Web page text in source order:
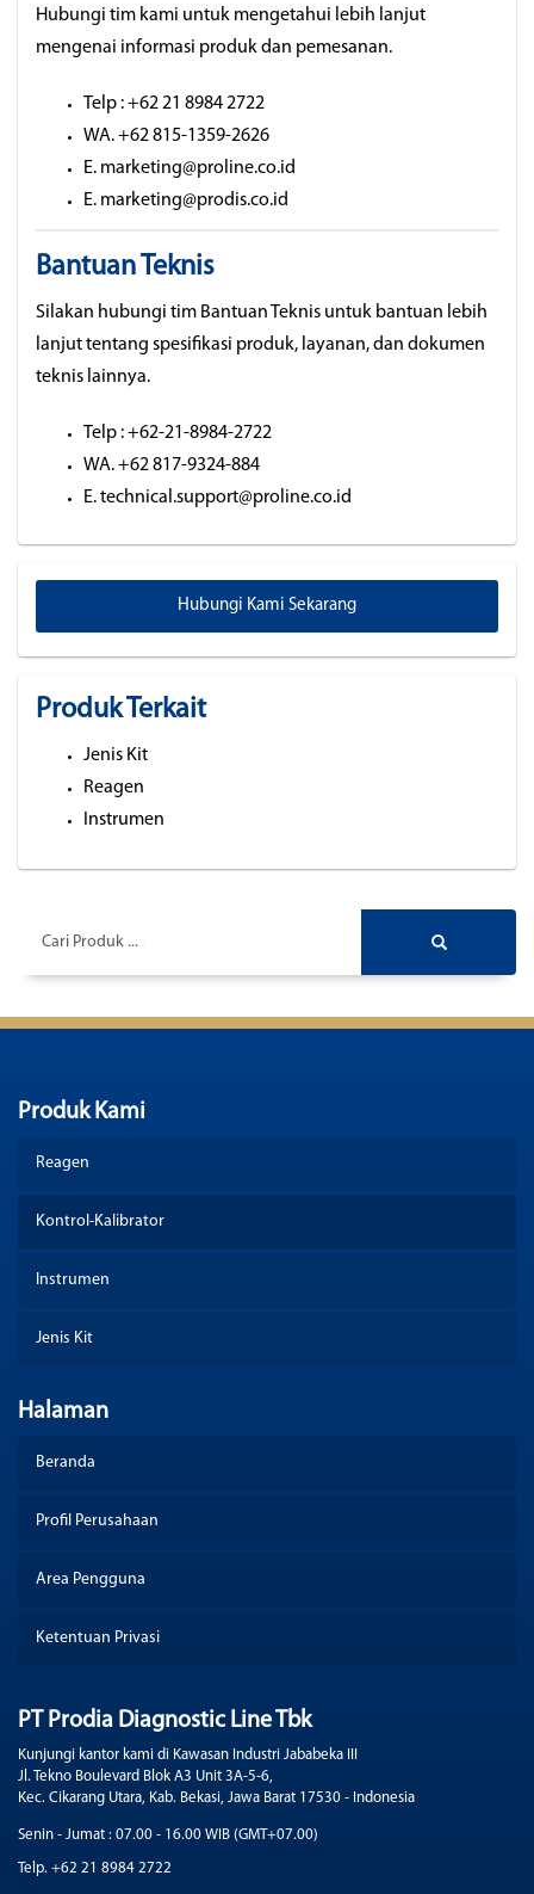
Hubungi tim kami untuk mengetahui lebih lanjut
mengenai informasi produk dan pemesanan.
Telp : +62 21 8984 2722
WA. +62 815-1359-2626
E. marketing@proline.co.id
E. marketing@prodis.co.id
Bantuan Teknis
Silakan hubungi tim Bantuan Teknis untuk bantuan lebih
lanjut tentang spesifikasi produk, layanan, dan dokumen
teknis lainnya.
Telp : +62-21-8984-2722
WA. +62 817-9324-884
E. technical.support@proline.co.id
Hubungi Kami Sekarang
Produk Terkait
Jenis Kit
Reagen
Instrumen
Cari Produk ...
Produk Kami
Reagen
Kontrol-Kalibrator
Instrumen
Jenis Kit
Halaman
Beranda
Profil Perusahaan
Area Pengguna
Ketentuan Privasi
PT Prodia Diagnostic Line Tbk
Kunjungi kantor kami di Kawasan Industri Jababeka III
Jl. Tekno Boulevard Blok A3 Unit 3A-5-6,
Kec. Cikarang Utara, Kab. Bekasi, Jawa Barat 17530 - Indonesia
Senin - Jumat : 07.00 - 16.00 WIB (GMT+07.00)
Telp. +62 21 8984 2722